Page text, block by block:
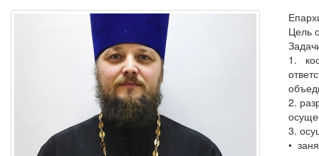
Цель
1.
2.
3.
•